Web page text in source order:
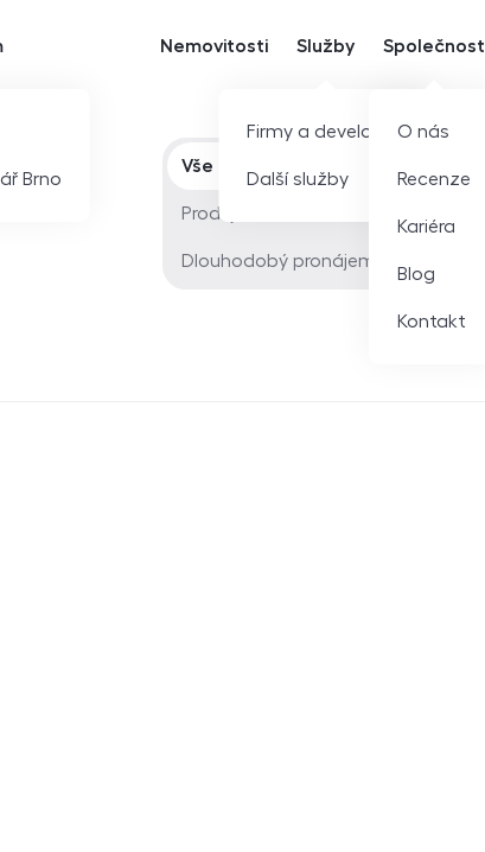
Brno
Nemovitosti Služby
Firmy a developeři
Další služby
Společnost
O nás
Recenze
Kariéra
Blog
Kontakt
Typ nabídky
Vše
Prodej
Dlouhodobý pronájem